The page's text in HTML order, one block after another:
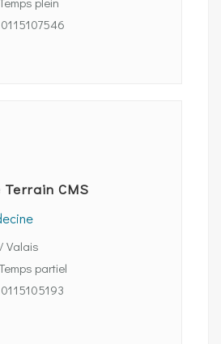
CMS
Valais
partiel